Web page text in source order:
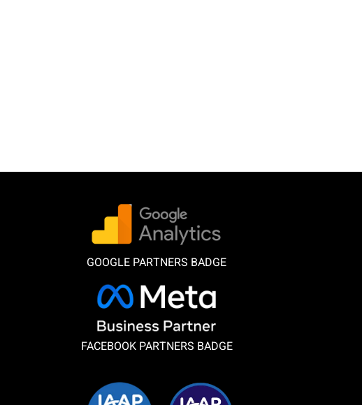
GOOGLE PARTNERS BADGE
FACEBOOK PARTNERS BADGE